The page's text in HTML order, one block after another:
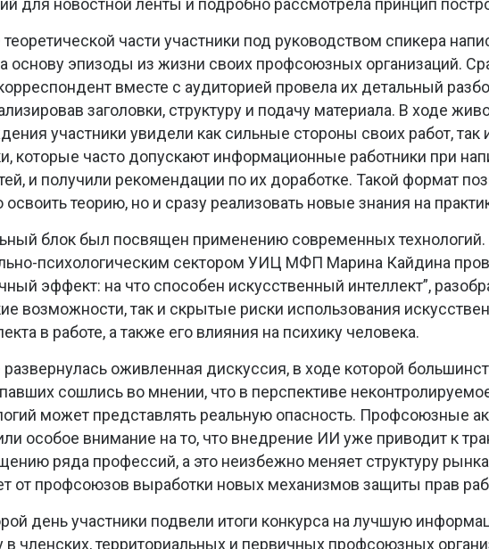
для новостной ленты и подробно рассмотрела принцип
части участники под руководством спикера
основу эпизоды из жизни своих профсоюзных организаций.
вместе с аудиторией провела их детальный
заголовки, структуру и подачу материала. В ходе
участники увидели как сильные стороны своих работ, так
которые часто допускают информационные работники при
и получили рекомендации по их доработке. Такой формат
освоить теорию, но и сразу реализовать новые знания на
блок был посвящен применению современных
психологическим сектором УИЦ МФП Марина Кайдина
эффект: на что способен искусственный интеллект”,
возможности, так и скрытые риски использования
в работе, а также его влияния на психику человека.
развернулась оживленная дискуссия, в ходе которой
сошлись во мнении, что в перспективе
может представлять реальную опасность. Профсоюзные
особое внимание на то, что внедрение ИИ уже приводит к
ряда профессий, а это неизбежно меняет структуру
от профсоюзов выработки новых механизмов защиты прав
день участники подвели итоги конкурса на лучшую
в членских, территориальных и первичных профсоюзных